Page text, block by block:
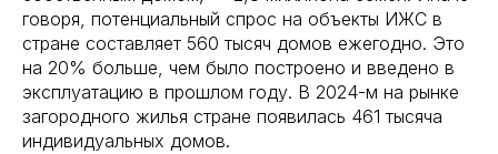
говоря, потенциальный спрос на объекты ИЖС в
стране составляет 560 тысяч домов ежегодно. Это
на 20% больше, чем было построено и введено в
эксплуатацию в прошлом году. В 2024-м на рынке
загородного жилья стране появилась 461 тысяча
индивидуальных домов.